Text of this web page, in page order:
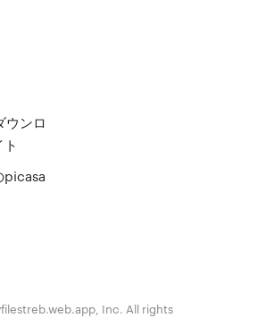
ウンロ
picasa
Inc. All rights